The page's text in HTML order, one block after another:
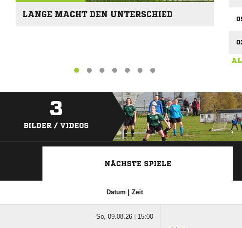
LANGE MACHT DEN UNTERSCHIED
3
BILDER / VIDEOS
NÄCHSTE SPIELE
Datum | Zeit
So, 09.08.26 | 15:00